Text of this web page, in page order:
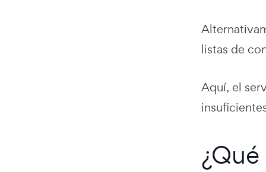
listas de
Aquí, el